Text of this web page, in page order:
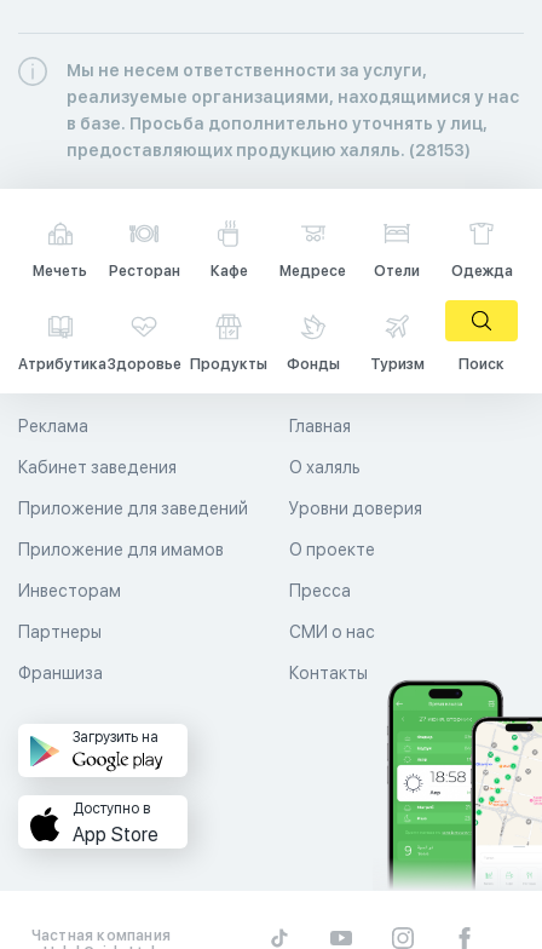
Мы не несем ответственности за услуги,
реализуемые организациями, находящимися у нас
в базе. Просьба дополнительно уточнять у лиц,
предоставляющих продукцию халяль. (28153)
Мечеть Ресторан Кафе Медресе Отели Одежда
АтрибутикаЗдоровье Продукты Фонды Туризм Поиск
Главная
О халяль
Уровни доверия
Реклама
Кабинет заведения
Приложение для заведений
Приложение для имамов О проекте
Пресса
СМИ о нас
Контакты
Инвесторам
Партнеры
Франшиза
Загрузить на
Доступно в
App Store
Частная компания